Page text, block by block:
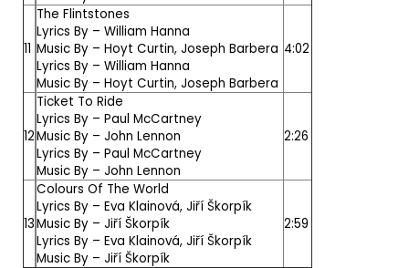
11
The Flintstones
Lyrics By – William Hanna
Music By – Hoyt Curtin, Joseph Barbera
Lyrics By – William Hanna
Music By – Hoyt Curtin, Joseph Barbera
4:02
12
Ticket To Ride
Lyrics By – Paul McCartney
Music By – John Lennon
Lyrics By – Paul McCartney
Music By – John Lennon
2:26
13
Colours Of The World
Lyrics By – Eva Klainová, Jiří Škorpík
Music By – Jiří Škorpík
Lyrics By – Eva Klainová, Jiří Škorpík
Music By – Jiří Škorpík
2:59